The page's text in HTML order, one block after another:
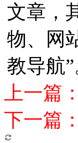
文章，
物、网
教导航”
上一篇：
下一篇：